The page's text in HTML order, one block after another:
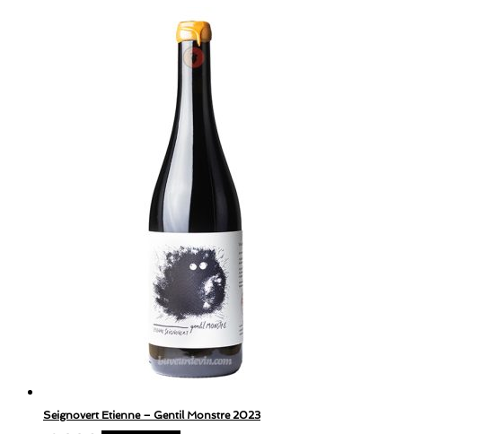
Seignovert Etienne – Gentil Monstre 2023